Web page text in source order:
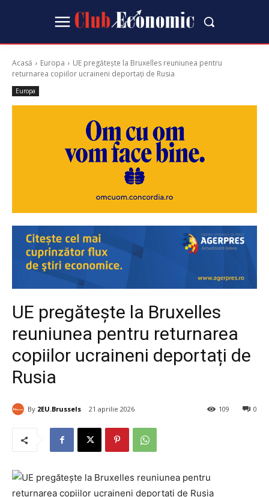
Acasă Europa
UE pregătește la Bruxelles reuniunea pentru
returnarea copiilor ucraineni deportați de Rusia
Europa
UE pregătește la Bruxelles
reuniunea pentru returnarea
copiilor ucraineni deportați de
Rusia
By 2EU.Brussels 21 aprilie 2026 0
109